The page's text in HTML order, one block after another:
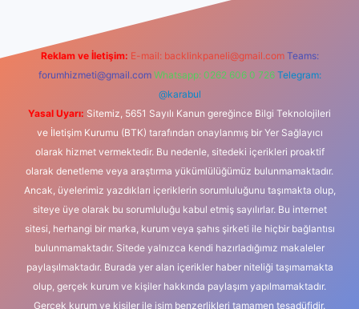
Reklam ve İletişim: E-mail: backlinkpaneli@gmail.com Teams:
forumhizmeti@gmail.com Whatsapp: 0262 606 0 726 Telegram:
@karabul
Yasal Uyarı: Sitemiz, 5651 Sayılı Kanun gereğince Bilgi Teknolojileri
ve İletişim Kurumu (BTK) tarafından onaylanmış bir Yer Sağlayıcı
olarak hizmet vermektedir. Bu nedenle, sitedeki içerikleri proaktif
olarak denetleme veya araştırma yükümlülüğümüz bulunmamaktadır.
Ancak, üyelerimiz yazdıkları içeriklerin sorumluluğunu taşımakta olup,
siteye üye olarak bu sorumluluğu kabul etmiş sayılırlar. Bu internet
sitesi, herhangi bir marka, kurum veya şahıs şirketi ile hiçbir bağlantısı
bulunmamaktadır. Sitede yalnızca kendi hazırladığımız makaleler
paylaşılmaktadır. Burada yer alan içerikler haber niteliği taşımamakta
olup, gerçek kurum ve kişiler hakkında paylaşım yapılmamaktadır.
Gerçek kurum ve kişiler ile isim benzerlikleri tamamen tesadüfidir.